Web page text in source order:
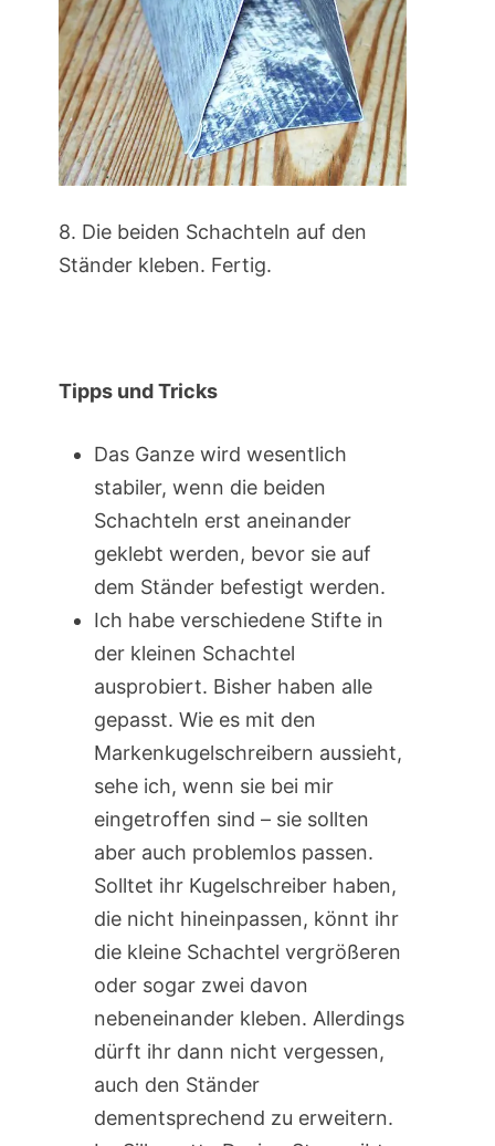
8. Die beiden Schachteln auf den
Ständer kleben. Fertig.
Tipps und Tricks
Das Ganze wird wesentlich
stabiler, wenn die beiden
Schachteln erst aneinander
geklebt werden, bevor sie auf
dem Ständer befestigt werden.
Ich habe verschiedene Stifte in
der kleinen Schachtel
ausprobiert. Bisher haben alle
gepasst. Wie es mit den
Markenkugelschreibern aussieht,
sehe ich, wenn sie bei mir
eingetroffen sind – sie sollten
aber auch problemlos passen.
Solltet ihr Kugelschreiber haben,
die nicht hineinpassen, könnt ihr
die kleine Schachtel vergrößeren
oder sogar zwei davon
nebeneinander kleben. Allerdings
dürft ihr dann nicht vergessen,
auch den Ständer
dementsprechend zu erweitern.